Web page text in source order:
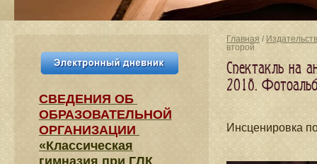
Главная /
второй
Спектакль на
2018.
Инсценировка
СВЕДЕНИЯ​ ОБ
ОБРАЗОВАТЕЛЬНОЙ
ОРГАНИЗАЦИИ
«Классическая
гимназия при ГЛК